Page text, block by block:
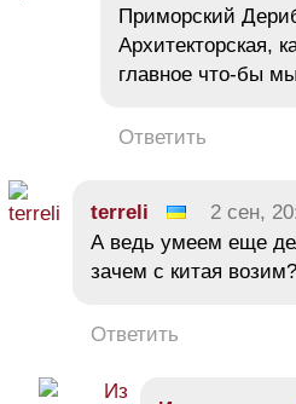
Приморский
Архитекторская,
главное что-бы
Ответить
terreli 2 сен,
А ведь умеем еще
зачем с китая возим?
Ответить